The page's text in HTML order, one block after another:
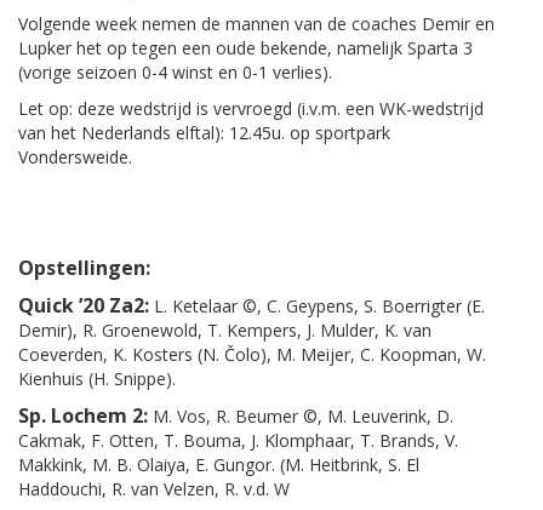
Volgende week nemen de mannen van de coaches Demir en
Lupker het op tegen een oude bekende, namelijk Sparta 3
(vorige seizoen 0-4 winst en 0-1 verlies).
Let op: deze wedstrijd is vervroegd (i.v.m. een WK-wedstrijd
van het Nederlands elftal): 12.45u. op sportpark
Vondersweide.
Opstellingen:
Quick ’20 Za2: L. Ketelaar ©, C. Geypens, S. Boerrigter (E.
Demir), R. Groenewold, T. Kempers, J. Mulder, K. van
Coeverden, K. Kosters (N. Čolo), M. Meijer, C. Koopman, W.
Kienhuis (H. Snippe).
Sp. Lochem 2: M. Vos, R. Beumer ©, M. Leuverink, D.
Cakmak, F. Otten, T. Bouma, J. Klomphaar, T. Brands, V.
Makkink, M. B. Olaiya, E. Gungor. (M. Heitbrink, S. El
Haddouchi, R. van Velzen, R. v.d. W